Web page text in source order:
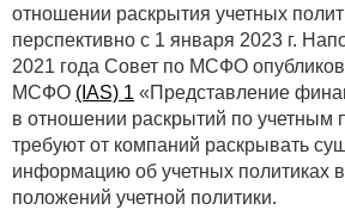
отношении раскрытия учетных
перспективно с 1 января 2023 г.
2021 года Совет по МСФО
МСФО (IAS) 1 «Представление
в отношении раскрытий по учетным
требуют от компаний раскрывать
информацию об учетных политиках
положений учетной политики.